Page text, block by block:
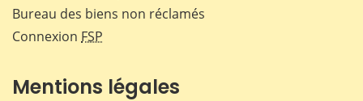
Bureau des biens non réclamés
Connexion FSP
Mentions légales